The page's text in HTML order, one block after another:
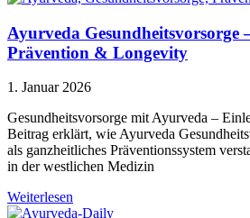
Ayurveda Gesundheitsvorsorge
Prävention & Longevity
1. Januar 2026
Gesundheitsvorsorge mit Ayurveda –
Beitrag erklärt, wie Ayurveda
als ganzheitliches Präventionssystem
in der westlichen Medizin
Weiterlesen